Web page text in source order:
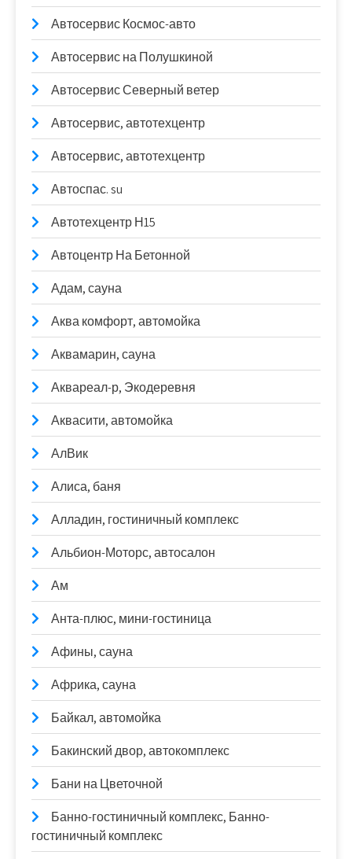
Автосервис Космос-авто
Автосервис на Полушкиной
Автосервис Северный ветер
Автосервис, автотехцентр
Автосервис, автотехцентр
Автоспас. su
Автотехцентр Н15
Автоцентр На Бетонной
Адам, сауна
Аква комфорт, автомойка
Аквамарин, сауна
Аквареал-р, Экодеревня
Аквасити, автомойка
АлВик
Алиса, баня
Алладин, гостиничный комплекс
Альбион-Моторс, автосалон
Ам
Анта-плюс, мини-гостиница
Афины, сауна
Африка, сауна
Байкал, автомойка
Бакинский двор, автокомплекс
Бани на Цветочной
Банно-гостиничный комплекс, Банно-
гостиничный комплекс